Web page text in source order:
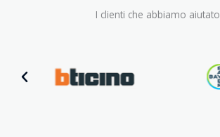
I clienti che abbiamo aiutato